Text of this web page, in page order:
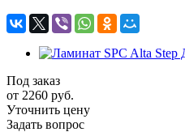
Под заказ
от 2260 руб.
Уточнить цену
Задать вопрос